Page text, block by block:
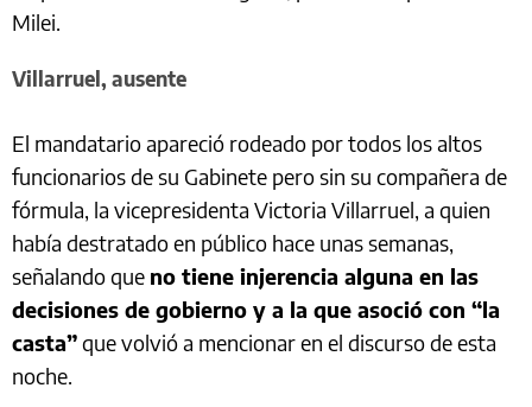
Milei.
Villarruel, ausente
El mandatario apareció rodeado por todos los altos
funcionarios de su Gabinete pero sin su compañera de
fórmula, la vicepresidenta Victoria Villarruel, a quien
había destratado en público hace unas semanas,
señalando que no tiene injerencia alguna en las
decisiones de gobierno y a la que asoció con “la
casta”que volvió a mencionar en el discurso de esta
noche.